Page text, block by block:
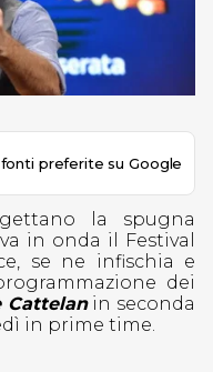
preferite su Google
la spugna
in onda il Festival
se ne infischia e
dei
Cattelanin seconda
in prime time.